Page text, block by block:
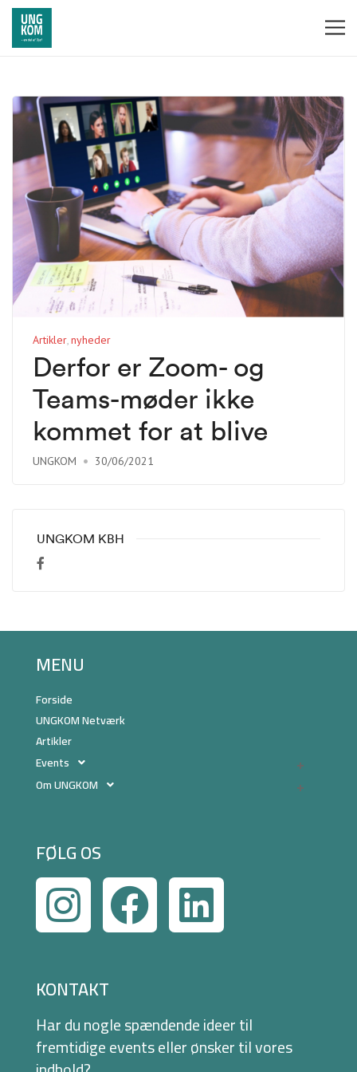
Artikler nyheder
Derfor er Zoom- og
Teams-møder ikke
kommet for at blive
UNGKOM 30/06/2021
UNGKOM KBH
MENU
Forside
UNGKOM Netværk
Artikler
Events
Om UNGKOM
FØLG OS
KONTAKT
Har du nogle spændende ideer til
fremtidige events eller ønsker til vores